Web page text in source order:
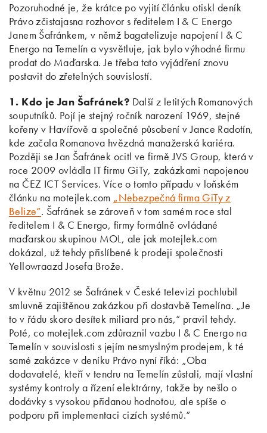
Pozoruhodné je, že krátce po vyjití článku otiskl deník
Právo zčistajasna rozhovor s ředitelem I & C Energo
Janem Šafránkem, v němž bagatelizuje napojení I & C
Energo na Temelín a vysvětluje, jak bylo výhodné firmu
prodat do Maďarska. Je třeba tato vyjádření znovu
postavit do zřetelných souvislostí.
1. Kdo je Jan Šafránek? Další z letitých Romanových
souputníků. Pojí je stejný ročník narození 1969, stejné
kořeny v Havířově a společné působení v Jance Radotín,
kde začala Romanova hvězdná manažerská kariéra.
Později se Jan Šafránek ocitl ve firmě JVS Group, která v
roce 2009 ovládla IT firmu GiTy, zakázkami napojenou
na ČEZ ICT Services. Více o tomto případu v loňském
článku na motejlek.com „Nebezpečná firma GiTy z
Belize“. Šafránek se zároveň v tom samém roce stal
ředitelem I & C Energo, firmy formálně ovládané
maďarskou skupinou MOL, ale jak motejlek.com
dokázal, už tehdy přislíbené k prodeji společnosti
Yellowraazd Josefa Brože.
V květnu 2012 se Šafránek v České televizi pochlubil
smluvně zajištěnou zakázkou při dostavbě Temelína. „Je
to v řádu skoro desítek miliard pro nás,“ pravil tehdy.
Poté, co motejlek.com zdůraznil vazbu I & C Energo na
Temelín v souvislosti s jejím nesmyslným prodejem, k té
samé zakázce v deníku Právo nyní říká: „Oba
dodavatelé, kteří v tendru na Temelín zůstali, mají vlastní
systémy kontroly a řízení elektrárny, takže by nešlo o
dodávky s vysokou přidanou hodnotou, ale spíše o
podporu při implementaci cizích systémů.“